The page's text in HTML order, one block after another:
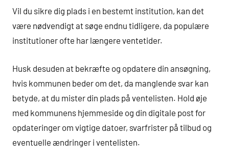
Vil du sikre dig plads i en bestemt institution, kan det
være nødvendigt at søge endnu tidligere, da populære
institutioner ofte har længere ventetider.
Husk desuden at bekræfte og opdatere din ansøgning,
hvis kommunen beder om det, da manglende svar kan
betyde, at du mister din plads på ventelisten. Hold øje
med kommunens hjemmeside og din digitale post for
opdateringer om vigtige datoer, svarfrister på tilbud og
eventuelle ændringer i ventelisten.